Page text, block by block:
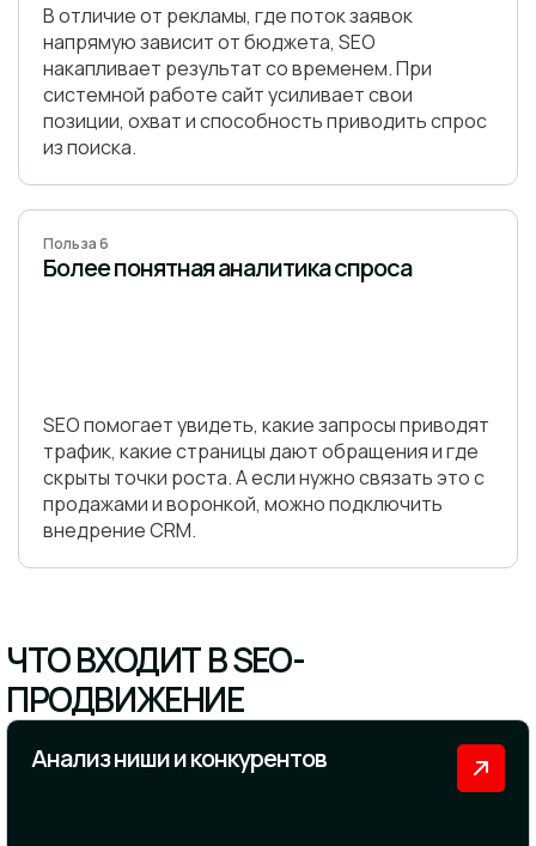
В отличие от рекламы, где поток заявок
напрямую зависит от бюджета, SEO
накапливает результат со временем. При
системной работе сайт усиливает свои
позиции, охват и способность приводить спрос
из поиска.
Польза 6
Более понятная аналитика спроса
SEO помогает увидеть, какие запросы приводят
трафик, какие страницы дают обращения и где
скрыты точки роста. А если нужно связать это с
продажами и воронкой, можно подключить
внедрение CRM.
ЧТО ВХОДИТ В SEO-
ПРОДВИЖЕНИЕ
Анализ ниши и конкурентов